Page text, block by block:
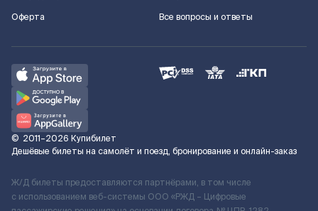
Оферта
Все вопросы и ответы
© 2011–2026 Купибилет
Дешёвые билеты на самолёт и поезд, бронирование и онлайн-заказ
Ж/Д билеты предоставляются партнёрами, в том числе
с использованием веб-системы ООО «РЖД – Цифровые